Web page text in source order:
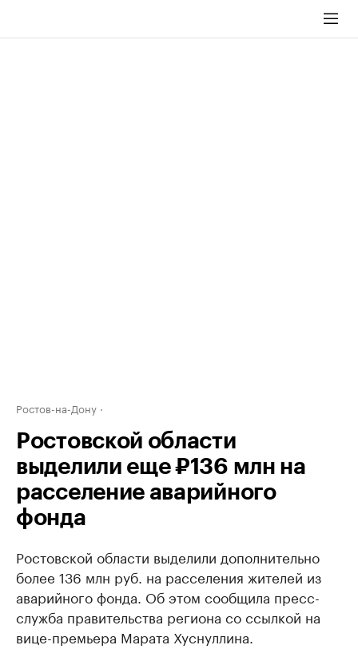
Ростов-на-Дону
Ростовской области
выделили еще ₽136 млн на
расселение аварийного
фонда
Ростовской области выделили дополнительно
более 136 млн руб. на расселения жителей из
аварийного фонда. Об этом сообщила пресс-
служба правительства региона со ссылкой на
вице-премьера Марата Хуснуллина.